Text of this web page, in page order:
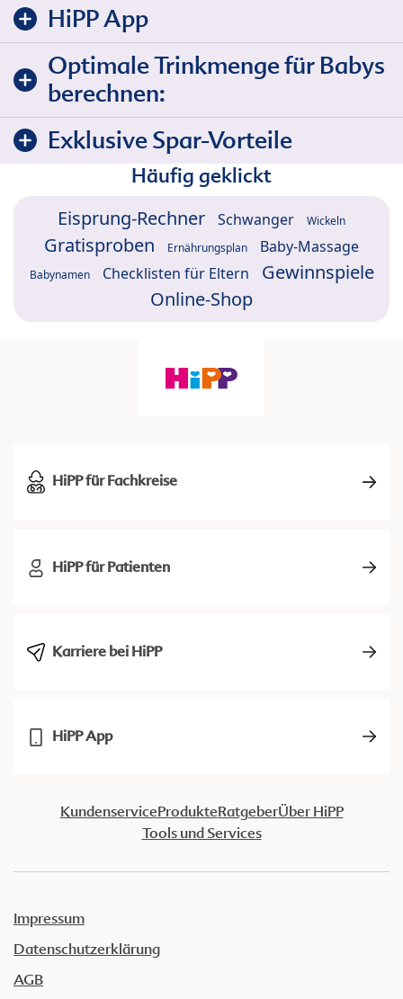
HiPP App
Optimale Trinkmenge für Babys
berechnen:
Exklusive Spar-Vorteile
Häufig geklickt
Eisprung-Rechner Schwanger Wickeln
Gratisproben Ernährungsplan Baby-Massage
Babynamen Checklisten für Eltern
Gewinnspiele
Online-Shop
HiPP für Fachkreise
HiPP für Patienten
Karriere bei HiPP
HiPP App
KundenserviceProdukteRatgeberÜber HiPP
Tools und Services
Impressum
Datenschutzerklärung
AGB